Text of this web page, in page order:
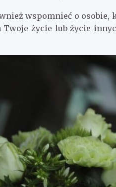
wspomnieć o osobie,
życie lub życie